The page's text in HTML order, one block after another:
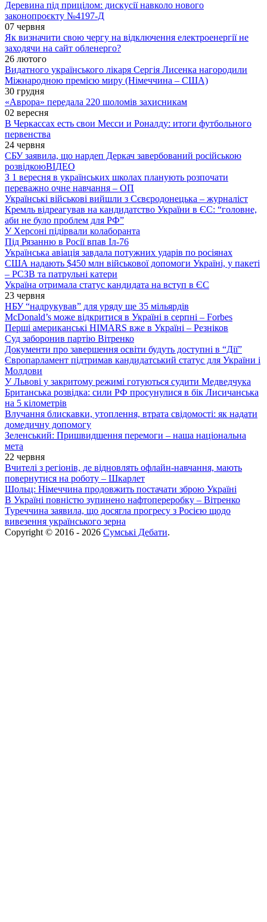
Деревина під прицілом: дискусії навколо нового
законопроєкту №4197-Д
07 червня
Як визначити свою чергу на відключення електроенергії не
заходячи на сайт обленерго?
26 лютого
Видатного українського лікаря Сергія Лисенка нагородили
Міжнародною премією миру (Німеччина – США)
30 грудня
«Аврора» передала 220 шоломів захисникам
02 вересня
В Черкассах есть свои Месси и Роналду: итоги футбольного
первенства
24 червня
СБУ заявила, що нардеп Деркач завербований російською
розвідкоюВІДЕО
З 1 вересня в українських школах планують розпочати
переважно очне навчання – ОП
Українські військові вийшли з Сєвєродонецька – журналіст
Кремль відреагував на кандидатство України в ЄС: “головне,
аби не було проблем для РФ”
У Херсоні підірвали колаборанта
Під Рязанню в Росії впав Іл-76
Українська авіація завдала потужних ударів по росіянах
США надають $450 млн військової допомоги Україні, у пакеті
– РСЗВ та патрульні катери
Україна отримала статус кандидата на вступ в ЄС
23 червня
НБУ “надрукував” для уряду ще 35 мільярдів
McDonald’s може відкритися в Україні в серпні – Forbes
Перші американські HIMARS вже в Україні – Резніков
Суд заборонив партію Вітренко
Документи про завершення освіти будуть доступні в “Дії”
Європарламент підтримав кандидатський статус для України і
Молдови
У Львові у закритому режимі готуються судити Медведчука
Британська розвідка: сили РФ просунулися в бік Лисичанська
на 5 кілометрів
Влучання блискавки, утоплення, втрата свідомості: як надати
домедичну допомогу
Зеленський: Пришвидшення перемоги – наша національна
мета
22 червня
Вчителі з регіонів, де відновлять офлайн-навчання, мають
повернутися на роботу – Шкарлет
Шольц: Німеччина продовжить постачати зброю Україні
В Україні повністю зупинено нафтопереробку – Вітренко
Туреччина заявила, що досягла прогресу з Росією щодо
вивезення українського зерна
Copyright © 2016 - 2026 Сумські Дебати.